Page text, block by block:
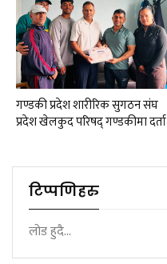
गण्डकी प्रदेश शारीरिक सुगठन संघ
प्रदेश खेलकुद परिषद् गण्डकीमा दर्ता
टिप्पणिहरु
लोड हुदै...